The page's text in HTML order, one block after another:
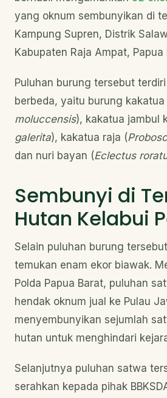
yang oknum sembunyikan di
Kampung Supren, Distrik
Kabupaten Raja Ampat, Papua
Puluhan burung tersebut
berbeda, yaitu burung kakatua
moluccensis), kakatua jambul
galerita), kakatua raja (
dan nuri bayan (Eclectus
Sembunyi di
Hutan Kelabui
Selain puluhan burung
temukan enam ekor biawak.
Polda Papua Barat, puluhan
hendak oknum jual ke Pulau
menyembunyikan sejumlah
hutan untuk menghindari
Selanjutnya puluhan satwa
serahkan kepada pihak